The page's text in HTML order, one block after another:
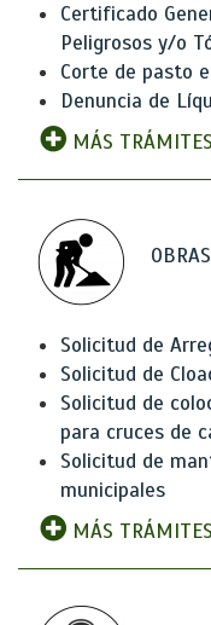
Certificado
Peligrosos y/o
Corte de pasto
Denuncia de
MÁS TRÁMITES
Solicitud de
Solicitud de
Solicitud de
para cruces de
Solicitud de
municipales
MÁS TRÁMITES